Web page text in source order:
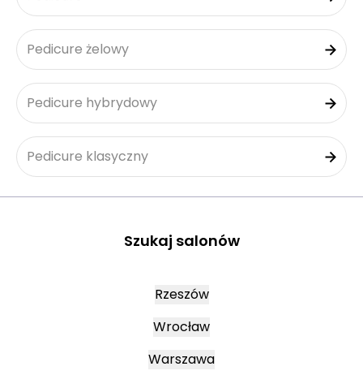
Pedicure żelowy
Pedicure hybrydowy
Pedicure klasyczny
Szukaj salonów
Rzeszów
Wrocław
Warszawa